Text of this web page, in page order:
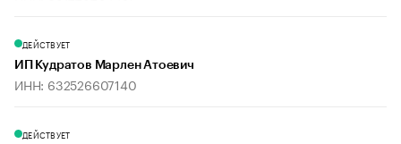
ДЕЙСТВУЕТ
ИП Кудратов Марлен Атоевич
ИНН: 632526607140
ДЕЙСТВУЕТ